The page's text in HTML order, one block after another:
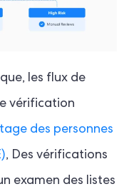
les flux de
vérification
des personnes
, Des vérifications
examen des listes